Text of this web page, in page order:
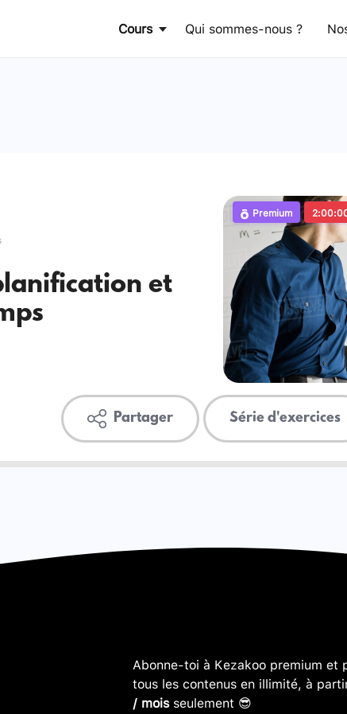
Cours Qui sommes-nous ?
et
Premium
Partager Série d'exercices
Abonne-toi à Kezakoo premium et
tous les contenus en illimité, à
/ moisseulement 😎